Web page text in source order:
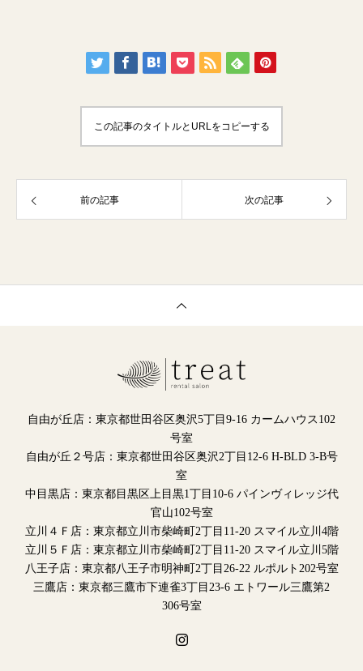
この記事のタイトルとURLをコピーする
前の記事 次の記事
自由が丘店：東京都世田谷区奥沢5丁目9-16 カームハウス102
号室
自由が丘２号店：東京都世田谷区奥沢2丁目12-6 H-BLD 3-B号
室
中目黒店：東京都目黒区上目黒1丁目10-6 パインヴィレッジ代
官山102号室
立川４Ｆ店：東京都立川市柴崎町2丁目11-20 スマイル立川4階
立川５Ｆ店：東京都立川市柴崎町2丁目11-20 スマイル立川5階
八王子店：東京都八王子市明神町2丁目26-22 ルポルト202号室
三鷹店：東京都三鷹市下連雀3丁目23-6 エトワール三鷹第2
306号室